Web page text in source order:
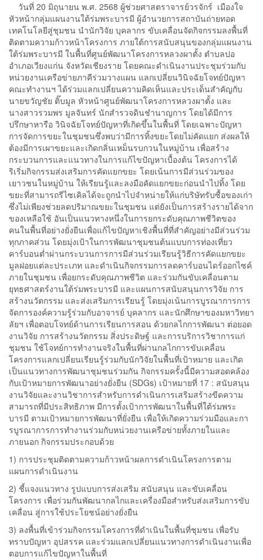
วันที่ 20 มิถุนายน พ.ศ. 2568 ผู้ช่วยศาสตราจารย์วรจักร์ เมืองใจ
หัวหน้ากลุ่มแผนงานใต้ร่มพระบารมี ผู้อำนวยการสถาบันถ่ายทอด
เทคโนโลยีสู่ชุมชน นำนักวิจัย บุคลากร ขับเคลื่อนจัดกิจกรรมลงพื้นที่
ติดตามความก้าวหน้าโครงการ ภายใต้การสนับสนุนของกลุ่มแผนงาน
ใต้ร่มพระบารมี ในพื้นที่ศูนย์พัฒนาโครงการหลวงผาตั้ง ตำบลปอ
อำเภอเวียงแก่น จังหวัดเชียงราย โดยคณะดำเนินงานประชุมร่วมกับ
หน่วยงานเครือข่ายภาคีร่วมวางแผน แลกเปลี่ยนวินิจฉัยโจทย์ปัญหา
คณะทำงานฯ ได้ร่วมแลกเปลี่ยนความคิดเห็นและประเด็นสำคัญกับ
นายขวัญชัย ติ๊บมูล หัวหน้าศูนย์พัฒนาโครงการหลวงผาตั้ง และ
นางสาวรวมพร มูลจันทร์ นักสำรวจดินชำนาญการ โดยได้มีการ
ปรึกษาหารือ วินิจฉัยโจทย์ปัญหาที่เกิดขึ้นในพื้นที่ โดยเฉพาะปัญหา
การจัดการขยะในชุมชนซึ่งพบว่ามีการทิ้งขยะโดยไม่คัดแยก ส่งผลให้
ต้องมีการเผาขยะและเกิดกลิ่นเหม็นรบกวนในหมู่บ้าน เพื่อสร้าง
กระบวนการและแนวทางในการแก้ไขปัญหาเบื้องต้น โครงการได้
ริเริ่มกิจกรรมส่งเสริมการคัดแยกขยะ โดยเน้นการมีส่วนร่วมของ
เยาวชนในหมู่บ้าน ให้เรียนรู้และลงมือคัดแยกขยะก่อนนำไปทิ้ง โดย
ขยะที่สามารถรีไซเคิลได้จะถูกนำไปจำหน่ายให้แก่บริษัทรับซื้อของเก่า
ซึ่งไม่เพียงช่วยลดปริมาณขยะในชุมชน แต่ยังเป็นการสร้างรายได้จาก
ของเหลือใช้ อันเป็นแนวทางหนึ่งในการยกระดับคุณภาพชีวิตของ
คนในพื้นที่อย่างยั่งยืนเพื่อแก้ไขปัญหาเชิงพื้นที่ที่สำคัญอย่างมีส่วนร่วม
ทุกภาคส่วน โดยมุ่งเป้าในการพัฒนาชุมชนต้นแบบการท่องเที่ยว
คาร์บอนต่ำผ่านกระบวนการการมีส่วนร่วมเรียนรู้วิธีการคัดแยกขยะ
มูลฝอยแต่ละประเภท และดำเนินกิจกรรมการลดคาร์บอนไดร์ออกไซค์
ภายในชุมชน เพื่อยกระดับคุณภาพชีวิต และร่วมกันขับเคลื่อนตาม
ยุทธศาสตร์งานใต้ร่มพระบารมี และแผนการสนับสนุนการวิจัย การ
สร้างนวัตกรรม และส่งเสริมการเรียนรู้ โดยมุ่งเน้นการบูรณาการการ
จัดการองค์ความรู้ร่วมกับอาจารย์ บุคลากร และนักศึกษาของมหาวิทยา
ลัยฯ เพื่อตอบโจทย์ด้านการเรียนการสอน ด้วยกลไกการพัฒนา ต่อยอด
งานวิจัย การสร้างนวัตกรรม สิ่งประดิษฐ์ และการบริการวิชาการแก่
ชุมชน ใช้โจทย์การทำงานจริงในพื้นที่ผ่านกลไกการขับเคลื่อน
โครงการแลกเปลี่ยนเรียนรู้ร่วมกับนักวิจัยในพื้นที่เป้าหมาย และเกิด
เป็นแนวทางการพัฒนาชุมชนร่วมกัน กิจกรรมครั้งนี้มีความสอดคล้อง
กับเป้าหมายการพัฒนาอย่างยั่งยืน (SDGs) เป้าหมายที่ 17 : สนับสนุน
งานวิจัยและงานวิชาการสำหรับการดำเนินการเสริมสร้างขีดความ
สามารถที่มีประสิทธิภาพ มีการตั้งเป้าการพัฒนาในพื้นที่ใต้ร่มพระ
บารมี ตามเป้าหมายการพัฒนาที่ยั่งยืน เพื่อให้เกิดความร่วมมือและกา
รบูรณาการการทำงานร่วมกับหน่วยงานเครือข่ายทั้งภายในและ
ภายนอก กิจกรรมประกอบด้วย
1) การประชุมติดตามความก้าวหน้าผลการดำเนินโครงการตาม
แผนการดำเนินงาน
2) ชี้แจงแนวทาง รูปแบบการส่งเสริม สนับสนุน และขับเคลื่อน
โครงการ เพื่อร่วมกันพัฒนากลไกและเครื่องมือสำหรับส่งเสริมการขับ
เคลื่อน สู่การใช้ประโยชน์อย่างยั่งยืน
3) ลงพื้นที่เข้าร่วมกิจกรรมโครงการที่ดำเนินในพื้นที่ชุมชน เพื่อรับ
ทราบปัญหา อุปสรรค และร่วมแลกเปลี่ยนแนวทางการดำเนินงานเพื่อ
ตอบการแก้ไขปัญหาในพื้นที่